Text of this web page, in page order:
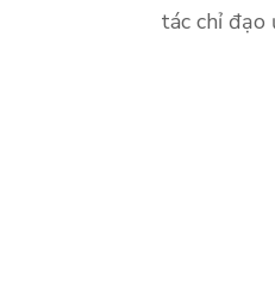
tác chỉ